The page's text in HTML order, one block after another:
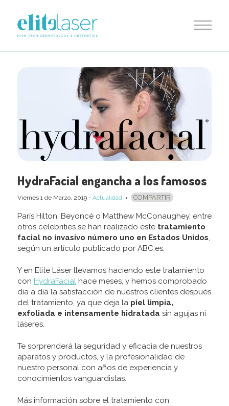
HydraFacial engancha a los famosos
Viernes 1 deMarzo, 2019- Actualidad COMPARTIR
París Hilton, Beyoncé o Matthew McConaughey, entre
otros celebrities se han realizado este tratamiento
facial no invasivo número uno en Estados Unidos,
según un artículo publicado por ABC.es.
Y en Elite Láser llevamos haciendo este tratamiento
con HydraFacialhace meses, y hemos comprobado
día a día la satisfacción de nuestros clientes después
del tratamiento, ya que deja la piel limpia,
exfoliada e intensamente hidratada sin agujas ni
láseres.
Te sorprenderá la seguridad y eficacia de nuestros
aparatos y productos, y la profesionalidad de
nuestro personal con años de experiencia y
conocimientos vanguardistas.
Más información sobre el tratamiento con